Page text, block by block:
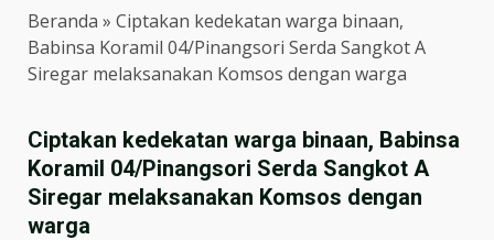
Beranda » Ciptakan kedekatan warga binaan,
Babinsa Koramil 04/Pinangsori Serda Sangkot A
Siregar melaksanakan Komsos dengan warga
Ciptakan kedekatan warga binaan, Babinsa
Koramil 04/Pinangsori Serda Sangkot A
Siregar melaksanakan Komsos dengan
warga